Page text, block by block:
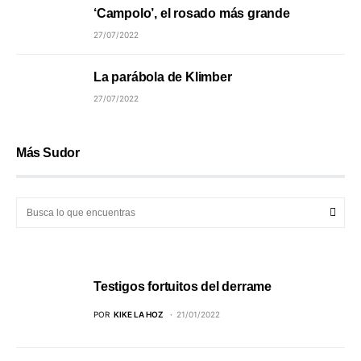
‘Campolo’, el rosado más grande
27/07/2022
La parábola de Klimber
27/07/2022
Más Sudor
Testigos fortuitos del derrame
POR KIKE LA HOZ 21/01/2022